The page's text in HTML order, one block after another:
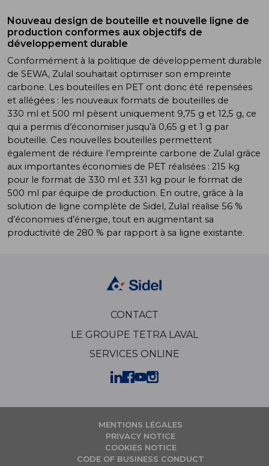
Nouveau design de bouteille et nouvelle ligne de
production conformes aux objectifs de
développement durable
Conformément à la politique de développement durable
de SEWA, Zulal souhaitait optimiser son empreinte
carbone. Les bouteilles en PET ont donc été repensées
et allégées : les nouveaux formats de bouteilles de
330 ml et 500 ml pèsent uniquement 9,75 g et 12,5 g, ce
qui a permis d’économiser jusqu’à 0,65 g et 1 g par
bouteille. Ces nouvelles bouteilles permettent
également de réduire l’empreinte carbone de Zulal grâce
aux importantes économies de PET réalisées : 215 kg
pour le format de 330 ml et 331 kg pour le format de
500 ml par équipe de production. En outre, grâce à la
solution de ligne complète de Sidel, Zulal réalise 56 %
d’économies d’énergie, tout en augmentant sa
productivité de 280 % par rapport à sa ligne existante.
CONTACT
LE GROUPE TETRA LAVAL
SERVICES ONLINE
MENTIONS LÉGALES
PRIVACY NOTICE
COOKIES NOTICE
CODE OF BUSINESS CONDUCT